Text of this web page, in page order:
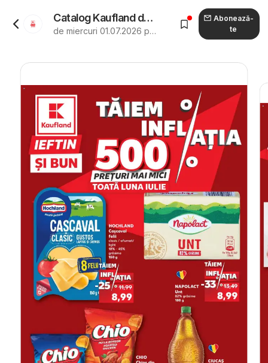
Catalog Kaufland de la 01.07.2026 - Revista "Kaufland Miercurea Ciuc"
de miercuri 01.07.2026 până marți 04.08.2026
Abonează-
te